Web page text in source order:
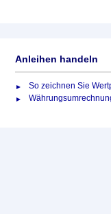
Anleihen handeln
So zeichnen Sie